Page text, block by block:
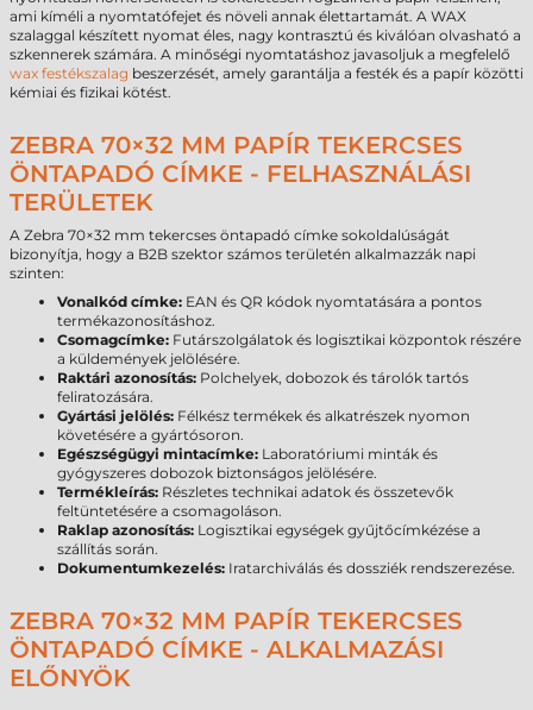
ami kíméli a nyomtatófejet és növeli annak élettartamát. A WAX
szalaggal készített nyomat éles, nagy kontrasztú és kiválóan olvasható a
szkennerek számára. A minőségi nyomtatáshoz javasoljuk a megfelelő
wax festékszalag beszerzését, amely garantálja a festék és a papír közötti
kémiai és fizikai kötést.
ZEBRA 70×32 MM PAPÍR TEKERCSES
ÖNTAPADÓ CÍMKE - FELHASZNÁLÁSI
TERÜLETEK
A Zebra 70×32 mm tekercses öntapadó címke sokoldalúságát
bizonyítja, hogy a B2B szektor számos területén alkalmazzák napi
szinten:
Vonalkód címke: EAN és QR kódok nyomtatására a pontos
termékazonosításhoz.
Csomagcímke: Futárszolgálatok és logisztikai központok részére
a küldemények jelölésére.
Raktári azonosítás: Polchelyek, dobozok és tárolók tartós
feliratozására.
Gyártási jelölés: Félkész termékek és alkatrészek nyomon
követésére a gyártósoron.
Egészségügyi mintacímke: Laboratóriumi minták és
gyógyszeres dobozok biztonságos jelölésére.
Termékleírás: Részletes technikai adatok és összetevők
feltüntetésére a csomagoláson.
Raklap azonosítás: Logisztikai egységek gyűjtőcímkézése a
szállítás során.
Dokumentumkezelés: Iratarchiválás és dossziék rendszerezése.
ZEBRA 70×32 MM PAPÍR TEKERCSES
ÖNTAPADÓ CÍMKE - ALKALMAZÁSI
ELŐNYÖK